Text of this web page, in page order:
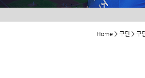
Home > 구단 > 구